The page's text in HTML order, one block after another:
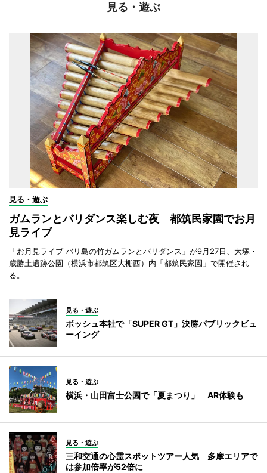
見る・遊ぶ
見る・遊ぶ
ガムランとバリダンス楽しむ夜 都筑民家園でお月
見ライブ
「お月見ライブ バリ島の竹ガムランとバリダンス」が9月27日、大塚・
歳勝土遺跡公園（横浜市都筑区大棚西）内「都筑民家園」で開催され
る。
見る・遊ぶ
ボッシュ本社で「SUPER GT」決勝パブリックビュ
ーイング
見る・遊ぶ
横浜・山田富士公園で「夏まつり」 AR体験も
見る・遊ぶ
三和交通の心霊スポットツアー人気 多摩エリアで
は参加倍率が52倍に